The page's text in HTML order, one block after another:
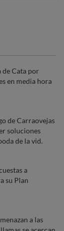
de Cata por
en media hora
de Carraovejas
soluciones
de la vid.
a
su Plan
a las